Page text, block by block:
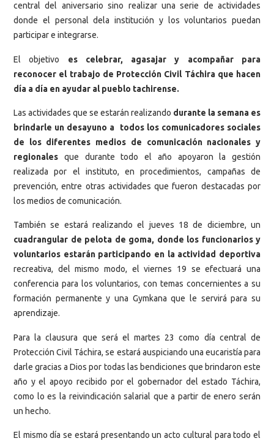
central del aniversario sino realizar una serie de actividades
donde el personal dela institución y los voluntarios puedan
participar e integrarse.
El objetivo es celebrar, agasajar y acompañar para
reconocer el trabajo de Protección Civil Táchira que hacen
día a día en ayudar al pueblo tachirense.
Las actividades que se estarán realizando durante la semana es
brindarle un desayuno a todos los comunicadores sociales
de los diferentes medios de comunicación nacionales y
regionales que durante todo el año apoyaron la gestión
realizada por el instituto, en procedimientos, campañas de
prevención, entre otras actividades que fueron destacadas por
los medios de comunicación.
También se estará realizando el jueves 18 de diciembre, un
cuadrangular de pelota de goma, donde los funcionarios y
voluntarios estarán participando en la actividad deportiva
recreativa, del mismo modo, el viernes 19 se efectuará una
conferencia para los voluntarios, con temas concernientes a su
formación permanente y una Gymkana que le servirá para su
aprendizaje.
Para la clausura que será el martes 23 como día central de
Protección Civil Táchira, se estará auspiciando una eucaristía para
darle gracias a Dios por todas las bendiciones que brindaron este
año y el apoyo recibido por el gobernador del estado Táchira,
como lo es la reivindicación salarial que a partir de enero serán
un hecho.
El mismo día se estará presentando un acto cultural para todo el